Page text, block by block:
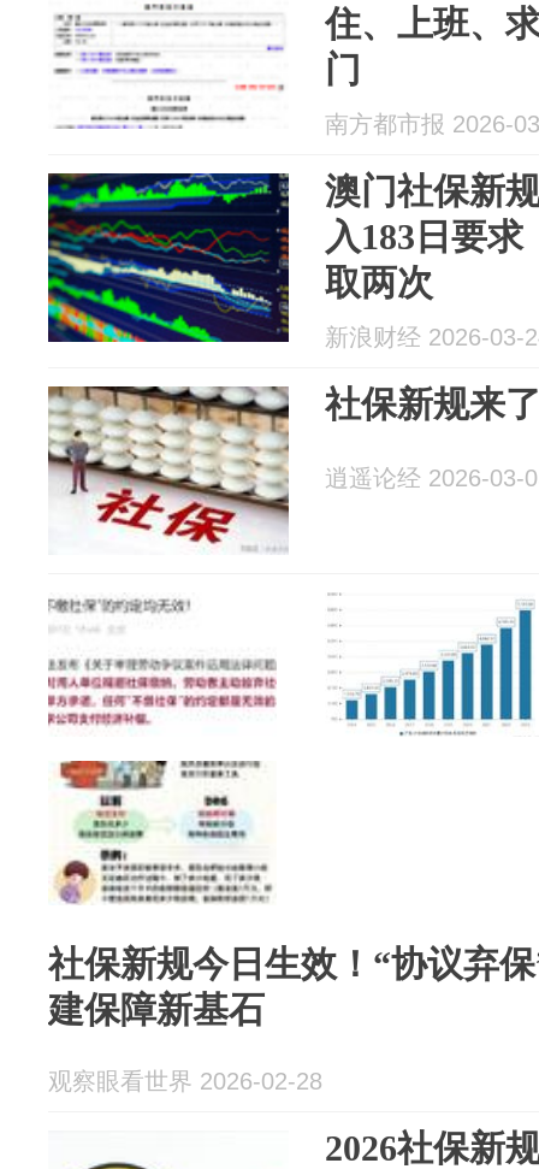
住、上班、
门
南方都市报 2026-
澳门社保新
入183日要
取两次
新浪财经 2026-03-
社保新规来
逍遥论经 2026-03-
社保新规今日生效！“协议弃
建保障新基石
观察眼看世界 2026-02-28
2026社保新